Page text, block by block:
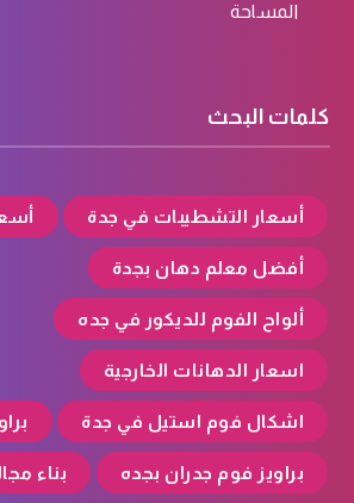
المساحة
كلمات البحث
أسعار التشطيبات في جدة
أفضل معلم دهان بجدة
ألواح الفوم للديكور في جده
اسعار الدهانات الخارجية
اشكال فوم استيل في جدة
براويز فوم جدران بجده بناء